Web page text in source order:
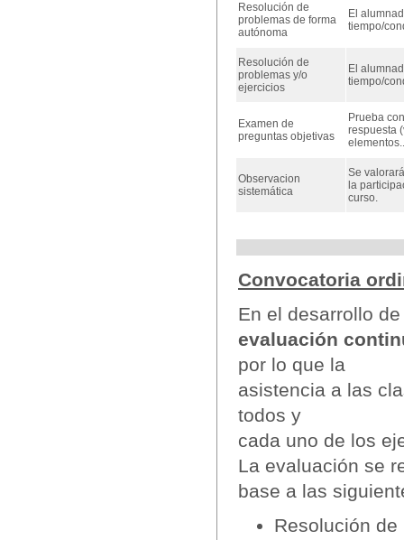
Resolución de
problemas de forma
autónoma
El
tiempo/
Resolución de
problemas y/o
ejercicios
El
tiempo/
Examen de
preguntas objetivas
Prueba
respuesta
Observacion
sistemática
Se
la
curso.
Convocatoria
En el desarrollo
evaluación
por lo que la
asistencia a las
todos y
cada uno de los
La evaluación se
base a las
Resolución